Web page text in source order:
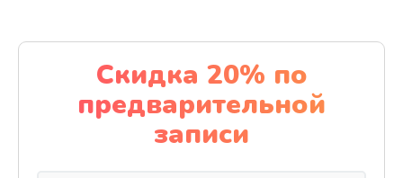
Заказать
Замена дисплея (экрана)
2000 руб.
Заказать
Скидка 20% по
предварительной
записи